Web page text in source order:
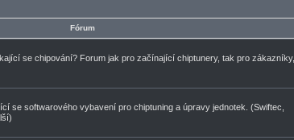
Fórum
se chipování? Forum jak pro začínající chiptunery, tak pro zákazníky,
se softwarového vybavení pro chiptuning a úpravy jednotek. (Swiftec,